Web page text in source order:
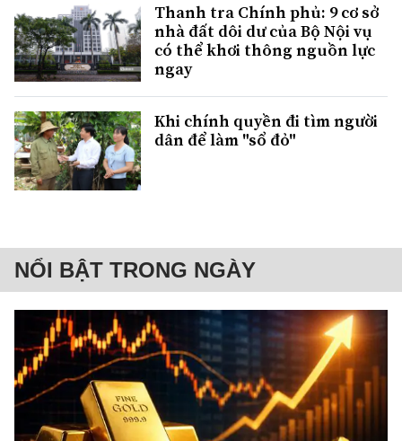
Thanh tra Chính phủ: 9 cơ sở
nhà đất dôi dư của Bộ Nội vụ
có thể khơi thông nguồn lực
ngay
Khi chính quyền đi tìm người
dân để làm "sổ đỏ"
NỔI BẬT TRONG NGÀY